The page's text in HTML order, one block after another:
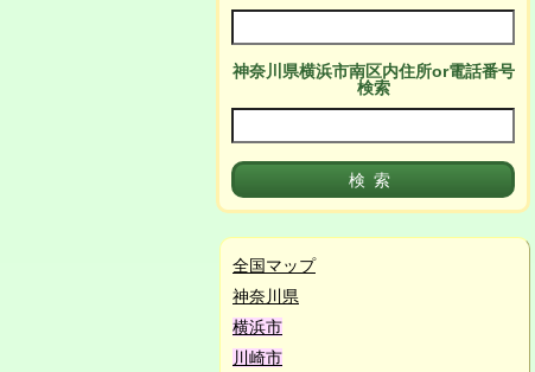
神奈川県横浜市南区内住所or電話番号
検索
全国マップ
神奈川県
横浜市
川崎市